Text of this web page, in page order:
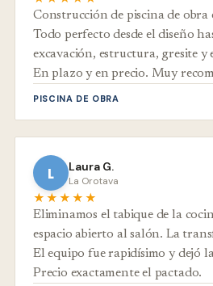
Construcción de piscina de obra
Todo perfecto desde el diseño
excavación, estructura, gresite
En plazo y en precio. Muy
PISCINA DE OBRA
L Laura G.
La Orotava
★★★★★
Eliminamos el tabique de la
espacio abierto al salón. La
El equipo fue rapidísimo y dejó
Precio exactamente el pactado.